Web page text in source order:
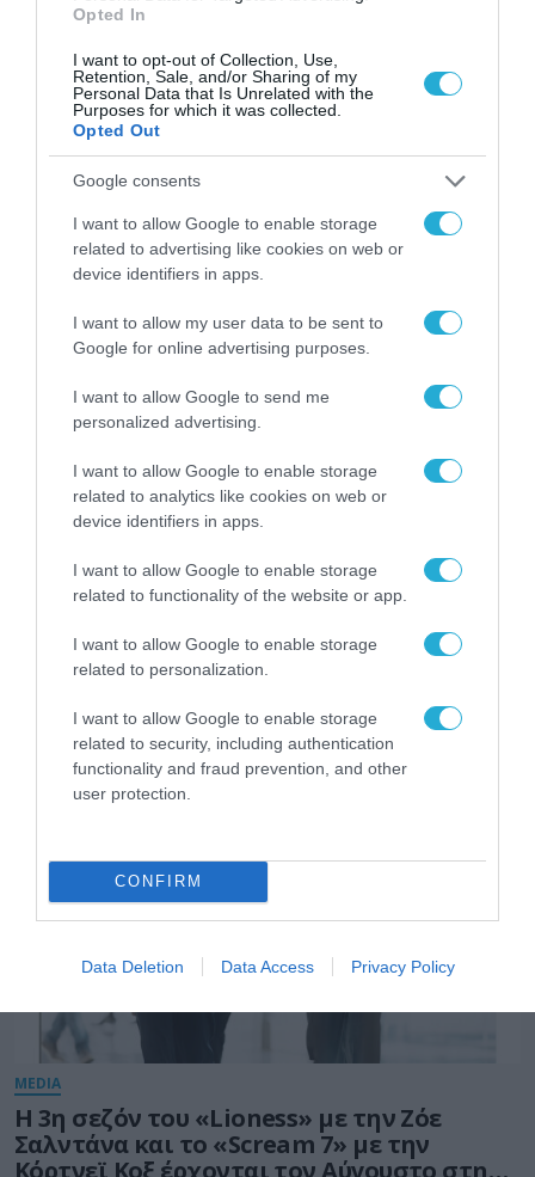
Opted In
I want to opt-out of Collection, Use,
Retention, Sale, and/or Sharing of my
Personal Data that Is Unrelated with the
Purposes for which it was collected.
Opted Out
Google consents
I want to allow Google to enable storage
related to advertising like cookies on web or
device identifiers in apps.
I want to allow my user data to be sent to
Google for online advertising purposes.
I want to allow Google to send me
personalized advertising.
I want to allow Google to enable storage
related to analytics like cookies on web or
device identifiers in apps.
I want to allow Google to enable storage
related to functionality of the website or app.
I want to allow Google to enable storage
related to personalization.
I want to allow Google to enable storage
related to security, including authentication
functionality and fraud prevention, and other
user protection.
CONFIRM
Data Deletion Data Access Privacy Policy
επανάσταση»
για τη χρηματοδότηση
των ελληνικών
επιχειρήσεων στον
χώρο της άμυνας
31.07.2026
Η πιο ταξιδιάρικη
καλοκαιριού έχει την
υπογραφή της Xiaomi
31.07.2026
ΟΛΗ Η ΡΟΗ ΕΙΔΗΣΕΩΝ
MEDIA
MEDIA
Η 3η σεζόν του «Lioness» με την Ζόε
Σαλντάνα και το «Scream 7» με την